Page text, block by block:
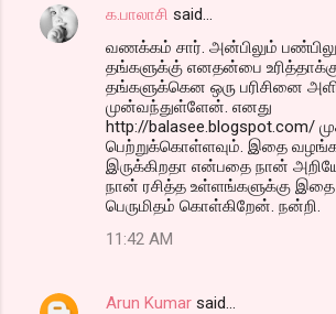
க.பாலாசி said…
வணக்கம் சார். அன்பிலும்
தங்களுக்கு் எனதன்பை
தங்களுக்கென ஒரு பரிசினை
முன்வந்துள்ளேன். எனது
http://balasee.blogspot.com/
பெற்றுக்கொள்ளவும். இதை வழங்க
இருக்கிறதா என்பதை நான்
நான் ரசித்த உள்ளங்களுக்கு இதை
பெருமிதம் கொள்கிறேன். நன்றி.
11:42 AM
Arun Kumar said…